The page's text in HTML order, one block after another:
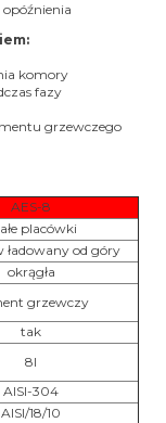
komory
fazy
grzewczego
AES-8
placówki
ładowany od góry
okrągła
grzewczy
tak
8l
AISI-304
AISI/18/10